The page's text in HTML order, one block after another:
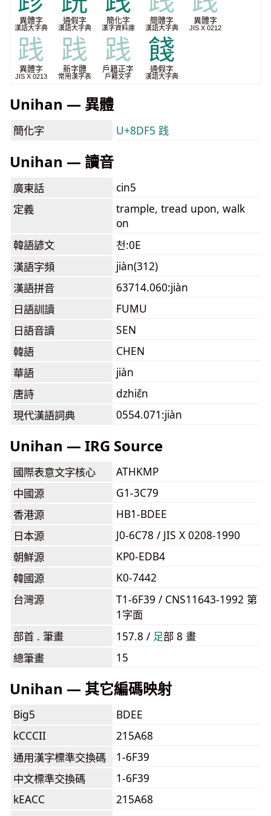
異體字
漢語大字典
通假字
漢語大字典
簡化字
漢字資料庫
簡體字
漢語大字典
異體字
JIS X 0212
践
異體字
JIS X 0213
践
新字體
常用漢字表
践
戶籍正字
戶籍文字
餞
通假字
漢語大字典
Unihan — 異體
簡化字 U+8DF5 践
Unihan — 讀音
廣東話
cin5
定義
trample, tread upon, walk
on
韓語諺文
천:0E
漢語字頻
jiàn(312)
漢語拼音
63714.060:jiàn
日語訓讀
FUMU
日語音讀
SEN
韓語
CHEN
華語
jiàn
唐詩
dzhiɛ̌n
現代漢語詞典
0554.071:jiàn
Unihan — IRG Source
國際表意文字核心
ATHKMP
中國源
G1-3C79
香港源
HB1-BDEE
日本源
J0-6C78 / JIS X 0208-1990
朝鮮源
KP0-EDB4
韓國源
K0-7442
台灣源
T1-6F39 / CNS11643-1992 第
1字面
部首 . 筆畫
157.8 / ⾜部 8 畫
總筆畫
15
Unihan — 其它編碼映射
Big5
BDEE
kCCCII
215A68
通用漢字標準交換碼
1-6F39
中文標準交換碼
1-6F39
kEACC
215A68